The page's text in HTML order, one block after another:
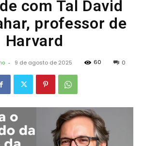
com Tal David
professor de
Harvard
- 9 de agosto de 2025 60 0